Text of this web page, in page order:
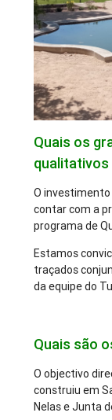
Quais os
O investimento
contar com a
programa de
Estamos
traçados
da equipe do
Quais são
O objectivo
construiu em
Nelas e Junta